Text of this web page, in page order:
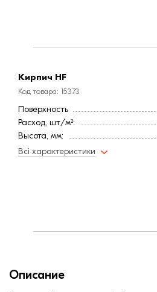
Кирпич HF
Код товара: 15373
Поверхность
Расход, шт/м²:
Высота, мм:
Длина, мм:
Всі характеристики
Описание